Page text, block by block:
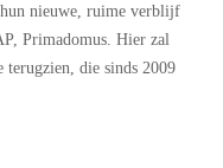
nieuwe, ruime verblijf
Primadomus. Hier zal
die sinds 2009